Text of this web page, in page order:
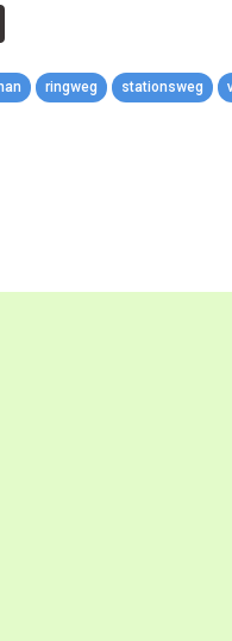
ringweg stationsweg